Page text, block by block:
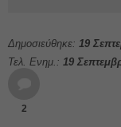
Δημοσιεύθηκε: 19
Τελ. Ενημ.: 19
2